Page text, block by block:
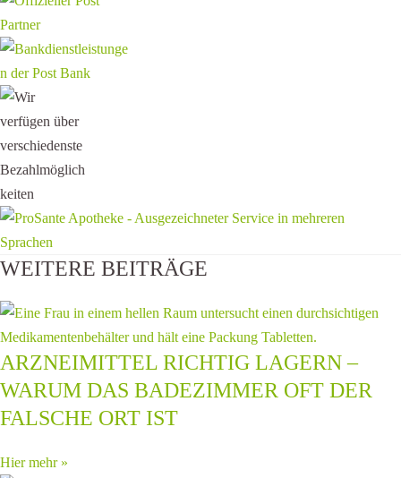
WEITERE BEITRÄGE
ARZNEIMITTEL RICHTIG LAGERN –
WARUM DAS BADEZIMMER OFT DER
FALSCHE ORT IST
Hier mehr »